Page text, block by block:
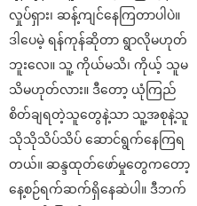
လှုပ်ရှား၊ ဆန့်ကျင်နေကြတာပါပဲ။
ဒါပေမဲ့ ရန်ကုန်ဆိုတာ ရွာလိုမဟုတ်
ဘူးလေ။ သူ့ ကိုယ်မသိ၊ ကိုယ့် သူမ
သိမဟုတ်လား။ ဒီတော့ ယုံကြည်
စိတ်ချရတဲ့သူတွေနဲ့သာ သူ့အစုနဲ့သူ
သိုသိုသိပ်သိပ် ဆောင်ရွက်နေကြရ
တယ်။ ဆန္ဒထုတ်ဖော်မှုတွေကတော့
နေ့စဉ်ရက်ဆက်ရှိနေဆဲပါ။ ဒီဘက်